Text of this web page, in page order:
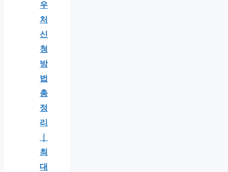
우
처
신
청
방
법
총
정
리
최
대